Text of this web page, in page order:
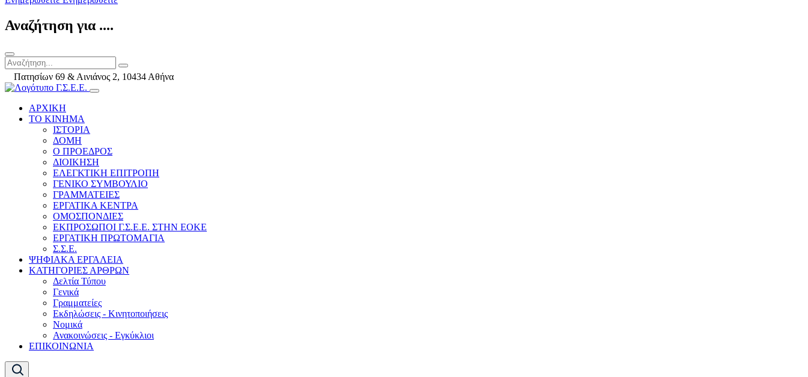
Αναζήτηση για ....
Πατησίων 69 & Αινιάνος 2, 10434 Αθήνα
ΑΡΧΙΚΗ
ΤΟ ΚΙΝΗΜΑ
ΙΣΤΟΡΙΑ
ΔΟΜΗ
Ο ΠΡΟΕΔΡΟΣ
ΔΙΟΙΚΗΣΗ
ΕΛΕΓΚΤΙΚΗ ΕΠΙΤΡΟΠΗ
ΓΕΝΙΚΟ ΣΥΜΒΟΥΛΙΟ
ΓΡΑΜΜΑΤΕΙΕΣ
ΕΡΓΑΤΙΚΑ ΚΕΝΤΡΑ
ΟΜΟΣΠΟΝΔΙΕΣ
ΕΚΠΡΟΣΩΠΟΙ Γ.Σ.Ε.Ε. ΣΤΗΝ ΕΟΚΕ
ΕΡΓΑΤΙΚΗ ΠΡΩΤΟΜΑΓΙΑ
Σ.Σ.Ε.
ΨΗΦΙΑΚΑ ΕΡΓΑΛΕΙΑ
ΚΑΤΗΓΟΡΙΕΣ ΑΡΘΡΩΝ
Δελτία Τύπου
Γενικά
Γραμματείες
Εκδηλώσεις - Κινητοποιήσεις
Νομικά
Ανακοινώσεις - Εγκύκλιοι
ΕΠΙΚΟΙΝΩΝΙΑ